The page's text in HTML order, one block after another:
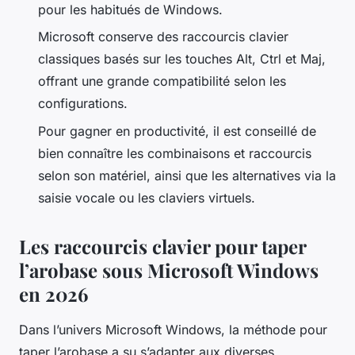
pour les habitués de Windows.
Microsoft conserve des raccourcis clavier
classiques basés sur les touches Alt, Ctrl et Maj,
offrant une grande compatibilité selon les
configurations.
Pour gagner en productivité, il est conseillé de
bien connaître les combinaisons et raccourcis
selon son matériel, ainsi que les alternatives via la
saisie vocale ou les claviers virtuels.
Les raccourcis clavier pour taper
l’arobase sous Microsoft Windows
en 2026
Dans l’univers Microsoft Windows, la méthode pour
taper l’arobase a su s’adapter aux diverses